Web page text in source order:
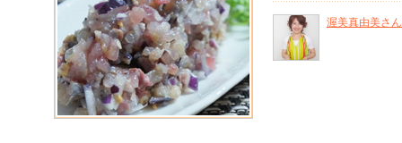
渥美真由美さ